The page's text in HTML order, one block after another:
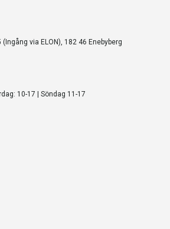
via ELON), 182 46 Enebyberg
10-17 | Söndag 11-17